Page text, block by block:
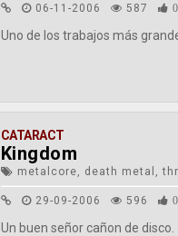
06-11-2006 587 0
Uno de los trabajos más
CATARACT
Kingdom
metalcore, death metal,
29-09-2006 596 0
Un buen señor cañon de disco.